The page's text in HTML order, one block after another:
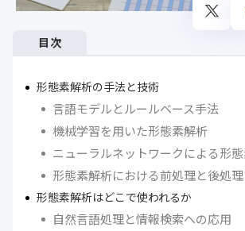
目次
形態素解析の手法と技術
言語モデルとルールベース手法
機械学習を用いた形態素解析
ニューラルネットワークによる形
形態素解析における前処理と後処理
形態素解析はどこで使われるか
自然言語処理と情報検索への応用